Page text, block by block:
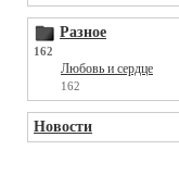
Разное
162
Любовь и сердце
162
Новости